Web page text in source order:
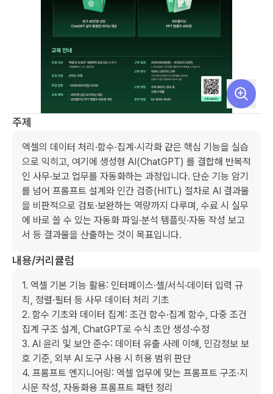
주제
엑셀의 데이터 처리·함수·집계·시각화 같은 핵심 기능을 실습
으로 익히고, 여기에 생성형 AI(ChatGPT) 를 결합해 반복적
인 사무·보고 업무를 자동화하는 과정입니다. 단순 기능 암기
를 넘어 프롬프트 설계와 인간 검증(HITL) 절차로 AI 결과물
을 비판적으로 검토·보완하는 역량까지 다루며, 수료 시 실무
에 바로 쓸 수 있는 자동화 파일·분석 템플릿·자동 작성 보고
서 등 결과물을 산출하는 것이 목표입니다.
내용/커리큘럼
1. 엑셀 기본 기능 활용: 인터페이스·셀/서식·데이터 입력 규
칙, 정렬·필터 등 사무 데이터 처리 기초
2. 함수 기초와 데이터 집계: 조건 함수·집계 함수, 다중 조건
집계 구조 설계, ChatGPT로 수식 초안 생성·수정
3. AI 윤리 및 보안 준수: 데이터 유출 사례 이해, 민감정보 보
호 기준, 외부 AI 도구 사용 시 허용 범위 판단
4. 프롬프트 엔지니어링: 엑셀 업무에 맞는 프롬프트 구조·지
시문 작성, 자동화용 프롬프트 패턴 정리